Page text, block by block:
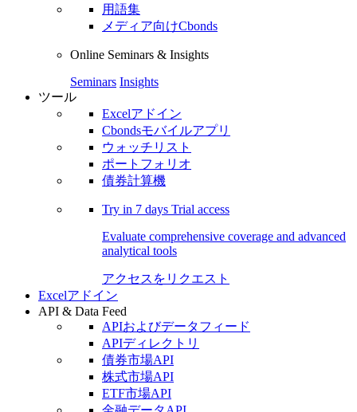
用語集
メディア向けCbonds
Online Seminars & Insights
Seminars Insights
ツール
Excelアドイン
Cbondsモバイルアプリ
ウォッチリスト
ポートフォリオ
債券計算機
Try in 7 days Trial access
Evaluate comprehensive coverage and advanced
analytical tools
アクセスをリクエスト
Excelアドイン
API & Data Feed
APIおよびデータフィード
APIディレクトリ
債券市場API
株式市場API
ETF市場API